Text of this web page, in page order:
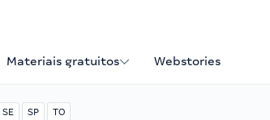
Materiais gratuitos Webstories
SE SP TO